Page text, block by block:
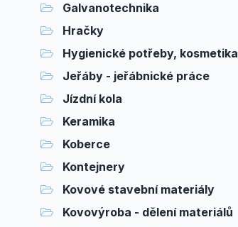
Galvanotechnika
Hračky
Hygienické potřeby, kosmetika
Jeřáby - jeřábnické práce
Jízdní kola
Keramika
Koberce
Kontejnery
Kovové stavební materiály
Kovovýroba - dělení materiálů